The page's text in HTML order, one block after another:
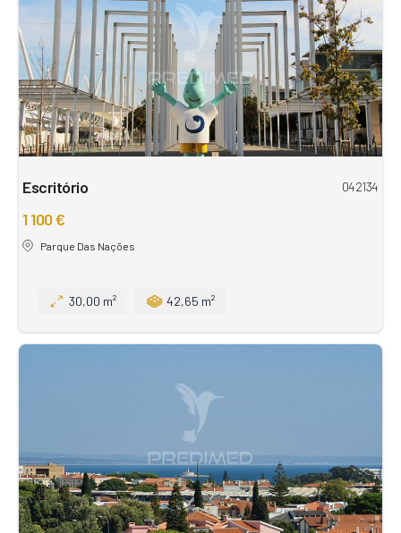
Escritório 042134
1 100 €
Parque Das Nações
30,00 m² 42,65 m²